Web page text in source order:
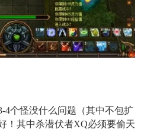
4个怪没什么问题（其中不包扩
！其中杀潜伏者XQ必须要偷天